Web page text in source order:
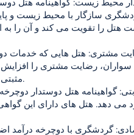
سازگار با محیط زیست و
هتل را تقویت می کند و آن را به
سواران، رضایت مشتری را
مثبتی کسب کند و یک پایگاه مشتری وفادار بسازد.
می دهد. هتل های دارای این